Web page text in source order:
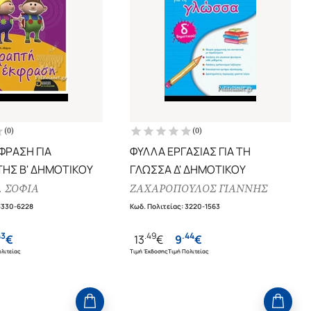
(0)
ΓΙΑ
Β' ΔΗΜΟΤΙΚΟΥ
6228
€
(0)
ΦΥΛΛΑ ΕΡΓΑΣΙΑΣ ΓΙΑ ΤΗ
ΓΛΩΣΣΑ Δ' ΔΗΜΟΤΙΚΟΥ
ΖΑΧΑΡΟΠΟΥΛΟΣ ΓΙΑΝΝΗΣ
Κωδ. Πολιτείας:3220-1563
13.49€
Τιμή Έκδοσης
9.44€
Τιμή Πολιτείας